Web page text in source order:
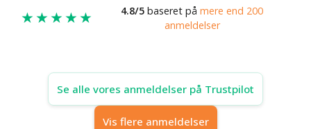
★★★★★ 4.8/5 baseret på mere end 200
anmeldelser
Se alle vores anmeldelser på Trustpilot
Vis flere anmeldelser